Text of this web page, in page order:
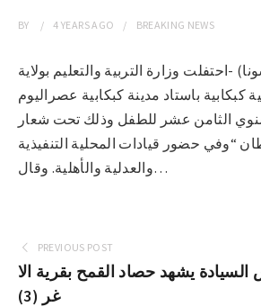
BY 4 YEARSAGO BREAKING NEWS
25-3-2022(سونا) -احتفلت وزارة التربية والتعليم بولاية
كبكابية باستاد مدينة كبكابية عصراليوم
الثامن عشر للطفل وذلك تحت شعار
“وفي حضور قيادات المحلية التنفيذية
والعدلية والأهلية. وقال…
PREVIOUS POST
يشهد حصاد القمح بقرية الا
غر (3)